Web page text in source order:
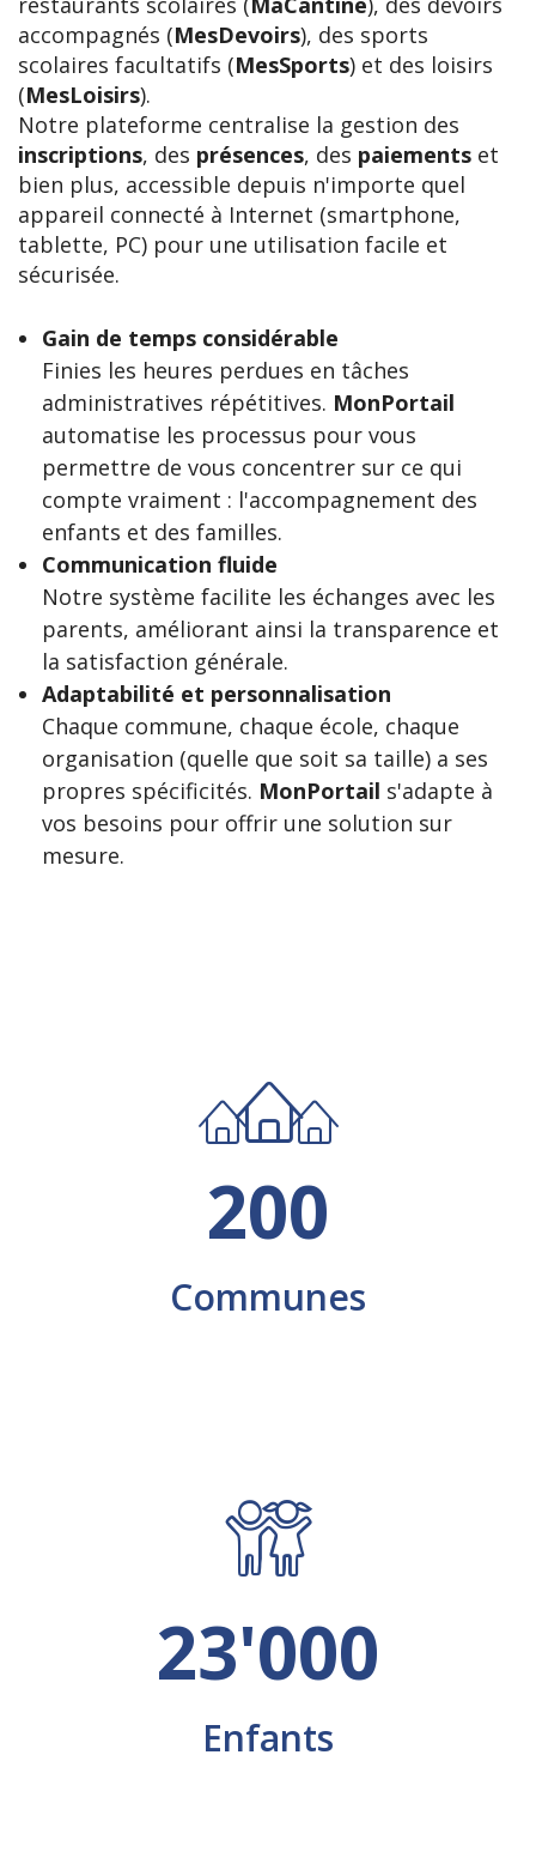
accompagnés (MesDevoirs), des sports
scolaires facultatifs (MesSports) et des loisirs
(MesLoisirs).
Notre plateforme centralise la gestion des
inscriptions, des présences, des paiements et
bien plus, accessible depuis n'importe quel
appareil connecté à Internet (smartphone,
tablette, PC) pour une utilisation facile et
sécurisée.
Gain de temps considérable
Finies les heures perdues en tâches
administratives répétitives. MonPortail
automatise les processus pour vous
permettre de vous concentrer sur ce qui
compte vraiment : l'accompagnement des
enfants et des familles.
Communication fluide
Notre système facilite les échanges avec les
parents, améliorant ainsi la transparence et
la satisfaction générale.
Adaptabilité et personnalisation
Chaque commune, chaque école, chaque
organisation (quelle que soit sa taille) a ses
propres spécificités. MonPortail s'adapte à
vos besoins pour offrir une solution sur
mesure.
200
Communes
23'000
Enfants